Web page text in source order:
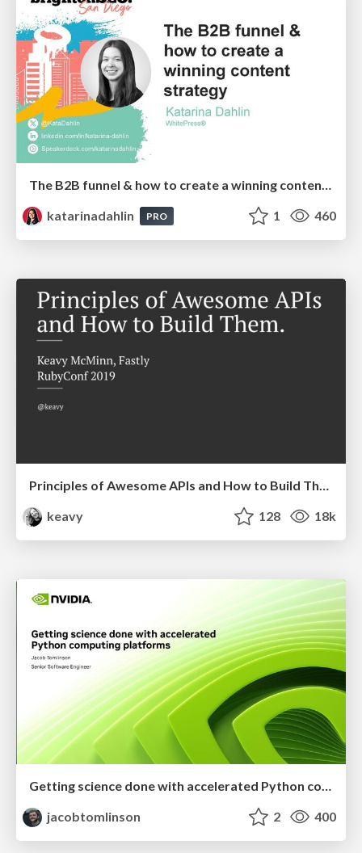
katarinadahlin
PRO 1 460
Principles of Awesome APIs and How to Build Them.
keavy
128 18k
Getting science done with accelerated Python computing platforms
jacobtomlinson
2 400